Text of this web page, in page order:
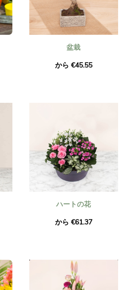
盆栽
から €45.55
ハートの花
から €61.37